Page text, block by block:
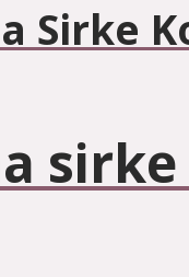
Sirke